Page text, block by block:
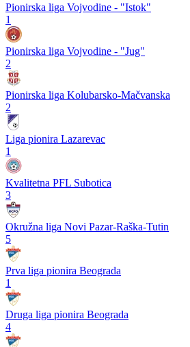
Pionirska liga Vojvodine - "Istok"
1
Pionirska liga Vojvodine - "Jug"
2
Pionirska liga Kolubarsko-Mačvanska
2
Liga pionira Lazarevac
1
Kvalitetna PFL Subotica
3
Okružna liga Novi Pazar-Raška-Tutin
5
Prva liga pionira Beograda
1
Druga liga pionira Beograda
4